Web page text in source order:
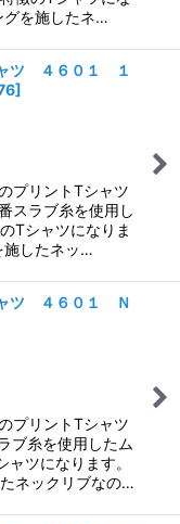
グを施したネ…
ツ ４６０１ １
]
プリントTシャツ
スラブ糸を使用し
Tシャツになりま
施したネッ…
ツ ４６０１ Ｎ
プリントTシャツ
ブ糸を使用したム
ツになります。
ネックリブなの…